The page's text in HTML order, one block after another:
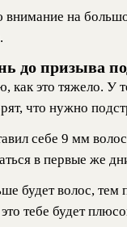
на
до призыва
как это тяжело. У
что нужно
себе 9 мм
в первые же
будет волос, тем
тебе будет